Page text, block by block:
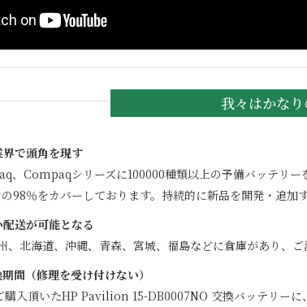
我々はかな
で頭角を現す
、Compaqシリーズに100000種類以上の予備バッテリ
98％をカバーしております。持続的に新品を開発・追加
送が可能となる
、北海道、沖縄、青森、宮城、福島などに倉庫があり、
間（修理を受け付けない）
入頂いたHP Pavilion 15-DB0007NO 交換バッテリー